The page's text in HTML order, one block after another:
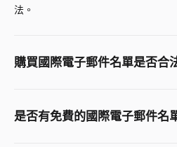
法。
購買國際電子郵件名單是否合
是否有免費的國際電子郵件名